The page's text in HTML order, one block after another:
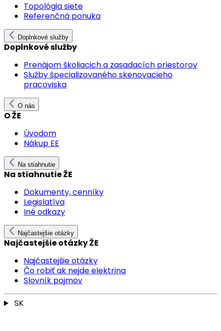
Topológia siete
Referenčná ponuka
Doplnkové služby
Doplnkové služby
Prenájom školiacich a zasadacích priestorov
Služby špecializovaného skenovacieho
pracoviska
O nás
O ŽE
Úvodom
Nákup EE
Na stiahnutie
Na stiahnutie ŽE
Dokumenty, cenníky
Legislatíva
Iné odkazy
Najčastejšie otázky
Najčastejšie otázky ŽE
Najčastejšie otázky
Čo robiť ak nejde elektrina
Slovník pojmov
SK